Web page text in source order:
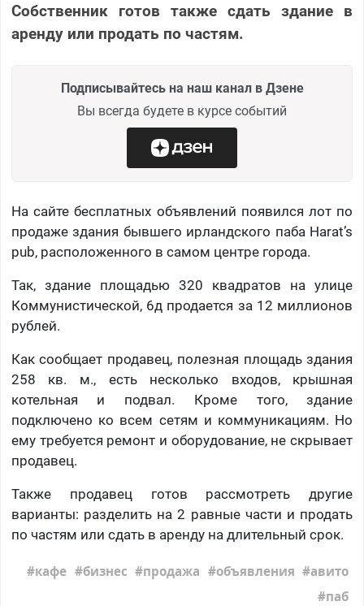
Собственник готов также сдать здание в
аренду или продать по частям.
Подписывайтесь на наш канал в Дзене
Вы всегда будете в курсе событий
На сайте бесплатных объявлений появился лот по
продаже здания бывшего ирландского паба Harat’s
pub, расположенного в самом центре города.
Так, здание площадью 320 квадратов на улице
Коммунистической, 6д продается за 12 миллионов
рублей.
Как сообщает продавец, полезная площадь здания
258 кв. м., есть несколько входов, крышная
котельная и подвал. Кроме того, здание
подключено ко всем сетям и коммуникациям. Но
ему требуется ремонт и оборудование, не скрывает
продавец.
Также продавец готов рассмотреть другие
варианты: разделить на 2 равные части и продать
по частям или сдать в аренду на длительный срок.
кафе бизнес продажа объявления
авито
паб